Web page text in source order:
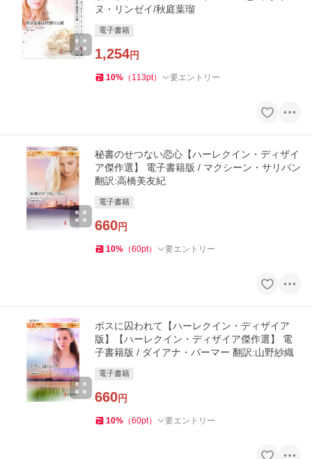
ヌ・リンゼイ/秋庭葉瑠
電子書籍
1,254円
10% （ 113pt） 要エントリー
秘書のせつない恋心【ハーレクイン・ディザイ
ア傑作選】 電子書籍版 / マクシーン・サリバン
翻訳:高橋美友紀
電子書籍
660円
10% （60pt） 要エントリー
ボスに囚われて【ハーレクイン・ディザイア
版】【ハーレクイン・ディザイア傑作選】 電
子書籍版 / ダイアナ・パーマー 翻訳:山野紗織
電子書籍
660円
10% （60pt） 要エントリー